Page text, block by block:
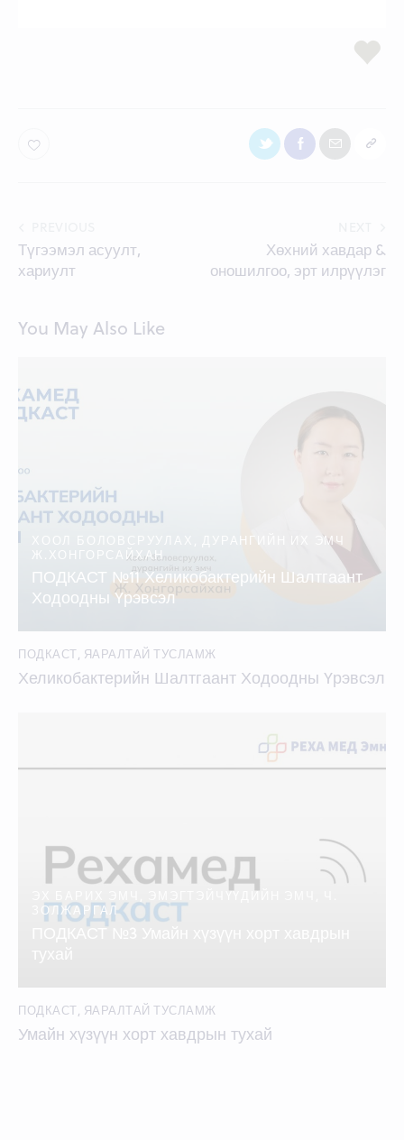
navigation
Түгээмэл асуулт,
хариулт
Хөхний хавдар &
оношилгоо, эрт илрүүлэг
You May Also Like
ХООЛ БОЛОВСРУУЛАХ, ДУРАНГИЙН ИХ ЭМЧ
Ж.ХОНГОРСАЙХАН
ПОДКАСТ №11 Хеликобактерийн Шалтгаант
Ходоодны Үрэвсэл
ПОДКАСТ, ЯАРАЛТАЙ ТУСЛАМЖ
Хеликобактерийн Шалтгаант Ходоодны Үрэвсэл
ЭХ БАРИХ ЭМЧ, ЭМЭГТЭЙЧҮҮДИЙН ЭМЧ, Ч.
ЗОЛЖАРГАЛ
ПОДКАСТ №3 Умайн хүзүүн хорт хавдрын
ПОДКАСТ, ЯАРАЛТАЙ ТУСЛАМЖ
Умайн хүзүүн хорт хавдрын тухай